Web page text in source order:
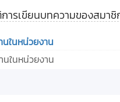
ารเขียนบทความของสมาชิ
ในหน่วยงาน
ในหน่วยงาน